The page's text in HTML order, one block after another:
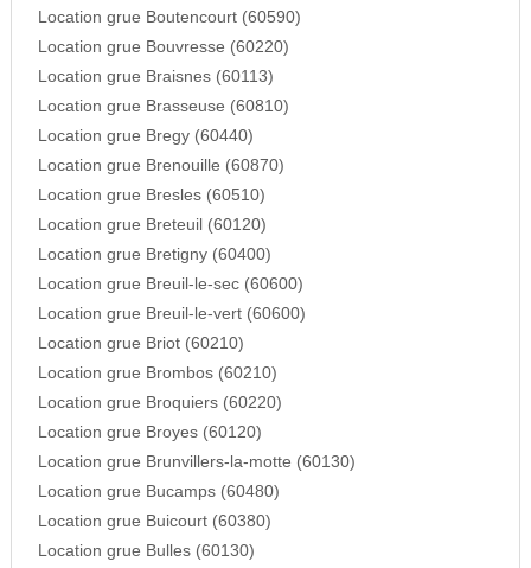
Location grue Boutencourt (60590)
Location grue Bouvresse (60220)
Location grue Braisnes (60113)
Location grue Brasseuse (60810)
Location grue Bregy (60440)
Location grue Brenouille (60870)
Location grue Bresles (60510)
Location grue Breteuil (60120)
Location grue Bretigny (60400)
Location grue Breuil-le-sec (60600)
Location grue Breuil-le-vert (60600)
Location grue Briot (60210)
Location grue Brombos (60210)
Location grue Broquiers (60220)
Location grue Broyes (60120)
Location grue Brunvillers-la-motte (60130)
Location grue Bucamps (60480)
Location grue Buicourt (60380)
Location grue Bulles (60130)